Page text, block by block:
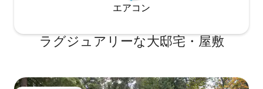
エアコン
ラグジュアリーな大邸宅・屋敷